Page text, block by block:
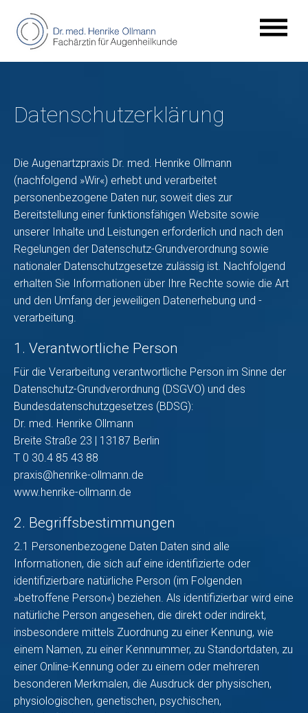
Datenschutzerklärung
Die Augenartzpraxis Dr. med. Henrike Ollmann
(nachfolgend »Wir«) erhebt und verarbeitet
personenbezogene Daten nur, soweit dies zur
Bereitstellung einer funktionsfähigen Website sowie
unserer Inhalte und Leistungen erforderlich und nach den
Regelungen der Datenschutz-Grundverordnung sowie
nationaler Datenschutzgesetze zulässig ist. Nachfolgend
erhalten Sie Informationen über Ihre Rechte sowie die Art
und den Umfang der jeweiligen Datenerhebung und -
verarbeitung.
1. Verantwortliche Person
Für die Verarbeitung verantwortliche Person im Sinne der
Datenschutz-Grundverordnung (DSGVO) und des
Bundesdatenschutzgesetzes (BDSG):
Dr. med. Henrike Ollmann
Breite Straße 23 | 13187 Berlin
T 0 30.4 85 43 88
praxis@henrike-ollmann.de
www.henrike-ollmann.de
2. Begriffsbestimmungen
2.1 Personenbezogene Daten Daten sind alle
Informationen, die sich auf eine identifizierte oder
identifizierbare natürliche Person (im Folgenden
»betroffene Person«) beziehen. Als identifizierbar wird eine
natürliche Person angesehen, die direkt oder indirekt,
insbesondere mittels Zuordnung zu einer Kennung, wie
einem Namen, zu einer Kennnummer, zu Standortdaten, zu
einer Online-Kennung oder zu einem oder mehreren
besonderen Merkmalen, die Ausdruck der physischen,
physiologischen, genetischen, psychischen,